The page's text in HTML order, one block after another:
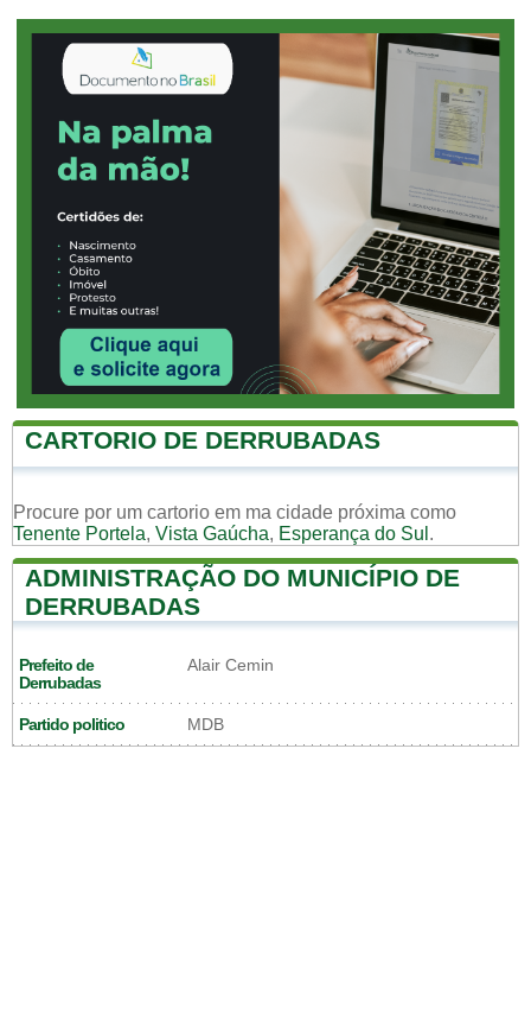
CARTORIO DE DERRUBADAS
Procure por um cartorio em ma cidade próxima como
Tenente Portela, Vista Gaúcha, Esperança do Sul .
ADMINISTRAÇÃO DO MUNICÍPIO DE
DERRUBADAS
Prefeito de
Derrubadas
Alair Cemin
Partido politico MDB